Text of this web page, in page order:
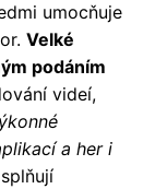
umocňuje
Velké
podáním
videí,
a her i